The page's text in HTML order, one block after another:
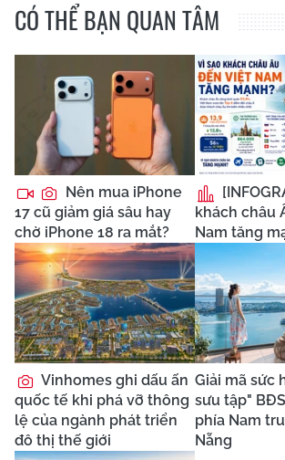
CÓ THỂ BẠN QUAN TÂM
Nên mua iPhone
17 cũ giảm giá sâu hay
chờ iPhone 18 ra mắt?
khách châu
Nam tăng
Vinhomes ghi dấu ấn
quốc tế khi phá vỡ thông
lệ của ngành phát triển
đô thị thế giới
Giải mã sức
sưu tập"
phía Nam
Nẵng